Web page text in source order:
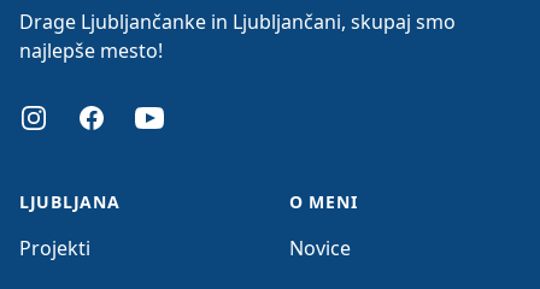
Drage Ljubljančanke in Ljubljančani, skupaj smo
najlepše mesto!
InstagramFacebookYoutube
LJUBLJANA
Projekti
O MENI
Novice